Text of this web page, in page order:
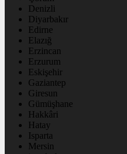
Denizli
Diyarbakır
Edirne
Elazığ
Erzincan
Erzurum
Eskişehir
Gaziantep
Giresun
Gümüşhane
Hakkâri
Hatay
Isparta
Mersin